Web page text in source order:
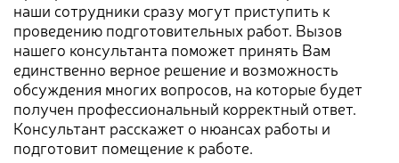
наши сотрудники сразу могут приступить к
проведению подготовительных работ. Вызов
нашего консультанта поможет принять Вам
единственно верное решение и возможность
обсуждения многих вопросов, на которые будет
получен профессиональный корректный ответ.
Консультант расскажет о нюансах работы и
подготовит помещение к работе.